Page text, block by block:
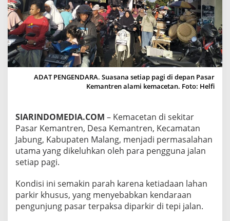
M
I
L
I
K
I
L
A
H
A
A
R
K
I
R
E
M
A
C
ADAT PENGENDARA. Suasana setiap pagi di depan Pasar
Kemantren alami kemacetan. Foto: Helfi
SIARINDOMEDIA.COM – Kemacetan di sekitar
Pasar Kemantren, Desa Kemantren, Kecamatan
Jabung, Kabupaten Malang, menjadi permasalahan
utama yang dikeluhkan oleh para pengguna jalan
setiap pagi.
Kondisi ini semakin parah karena ketiadaan lahan
parkir khusus, yang menyebabkan kendaraan
pengunjung pasar terpaksa diparkir di tepi jalan.